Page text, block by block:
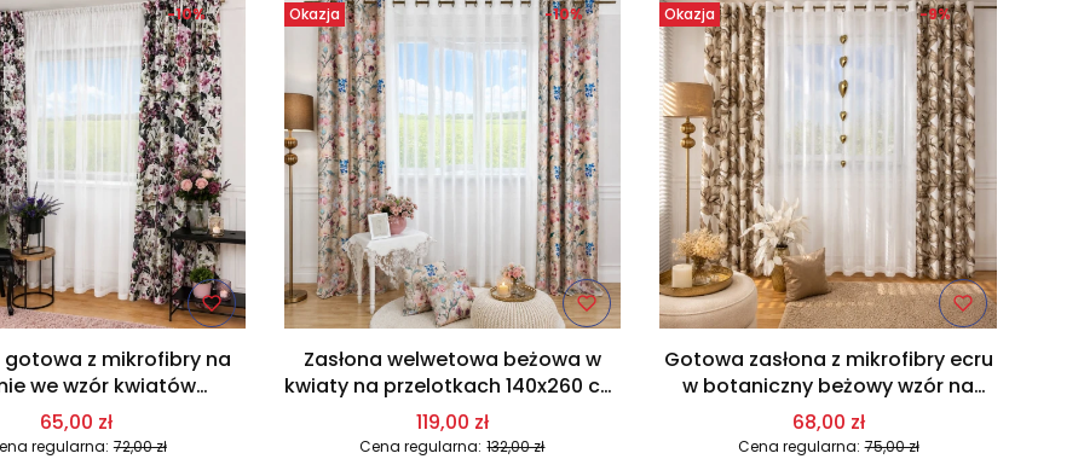
gotowa z mikrofibry na
we wzór kwiatów
różowych 140x250 cm
U13
65,00 zł
regularna: 72,00 zł
-10% Okazja
Zasłona welwetowa beżowa w
kwiaty na przelotkach 140x260 cm
U14
119,00 zł
Cena regularna: 132,00 zł
-10% Okazja
Gotowa zasłona z mikrofibry ecru
w botaniczny beżowy wzór na
przelotkach 140x250 cm U8
68,00 zł
Cena regularna: 75,00 zł
-9%